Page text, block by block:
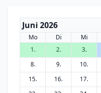
Juni 2026
Mo Di Mi
1.
2. 3.
8.
9. 10.
15.
16. 17.